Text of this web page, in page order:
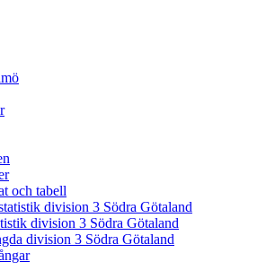
och tabell
division 3 Södra Götaland
division 3 Södra Götaland
division 3 Södra Götaland